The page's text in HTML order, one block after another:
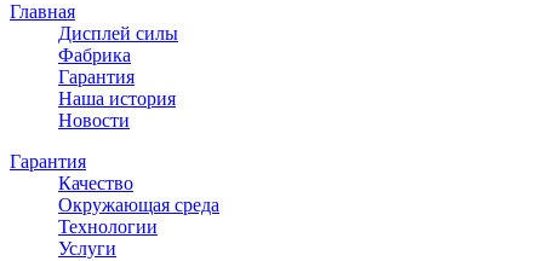
Главная
Дисплей силы
Фабрика
Гарантия
Наша история
Новости
Гарантия
Качество
Окружающая среда
Технологии
Услуги